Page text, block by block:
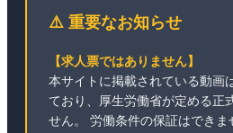
⚠️ 重要なお知らせ
【求人票ではありません】
本サイトに掲載されている動画
ており、厚生労働省が定める正
せん。 労働条件の保証はできま